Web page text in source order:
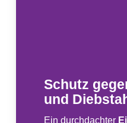
Schutz
und
Ein durchdachter